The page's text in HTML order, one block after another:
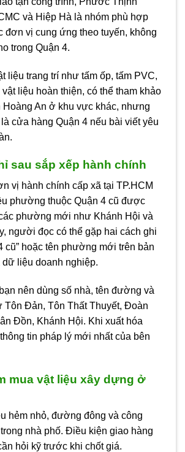
và Hiệp Hà là nhóm phù hợp
đơn vị cung ứng theo tuyến, không
trong Quận 4.
liệu trang trí như tấm ốp, tấm PVC,
liệu hoàn thiện, có thể tham khảo
Hoàng An ở khu vực khác, nhưng
cửa hàng Quận 4 nếu bài viết yêu
sau sắp xếp hành chính
vị hành chính cấp xã tại TP.HCM
phường thuộc Quận 4 cũ được
phường mới như Khánh Hội và
người đọc có thể gặp hai cách ghi
cũ” hoặc tên phường mới trên bản
liệu doanh nghiệp.
nên dùng số nhà, tên đường và
Tôn Đản, Tôn Thất Thuyết, Đoàn
Đồn, Khánh Hội. Khi xuất hóa
tin pháp lý mới nhất của bên
mua vật liệu xây dựng ở
hẻm nhỏ, đường đông và công
nhà phố. Điều kiện giao hàng
hỏi kỹ trước khi chốt giá.